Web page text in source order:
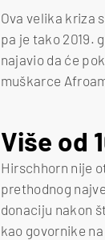
Ova velika kriza
pa je tako 2019.
najavio da će
muškarce
Više od
Hirschhorn nije
prethodnog
donaciju nakon
kao govornike